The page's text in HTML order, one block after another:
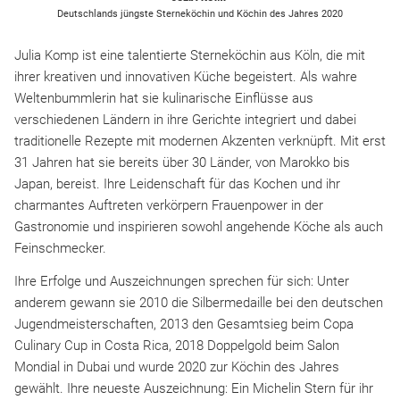
Deutschlands jüngste Sterneköchin und Köchin des Jahres 2020
Julia Komp ist eine talentierte Sterneköchin aus Köln, die mit
ihrer kreativen und innovativen Küche begeistert. Als wahre
Weltenbummlerin hat sie kulinarische Einflüsse aus
verschiedenen Ländern in ihre Gerichte integriert und dabei
traditionelle Rezepte mit modernen Akzenten verknüpft. Mit erst
31 Jahren hat sie bereits über 30 Länder, von Marokko bis
Japan, bereist. Ihre Leidenschaft für das Kochen und ihr
charmantes Auftreten verkörpern Frauenpower in der
Gastronomie und inspirieren sowohl angehende Köche als auch
Feinschmecker.
Ihre Erfolge und Auszeichnungen sprechen für sich: Unter
anderem gewann sie 2010 die Silbermedaille bei den deutschen
Jugendmeisterschaften, 2013 den Gesamtsieg beim Copa
Culinary Cup in Costa Rica, 2018 Doppelgold beim Salon
Mondial in Dubai und wurde 2020 zur Köchin des Jahres
gewählt. Ihre neueste Auszeichnung: Ein Michelin Stern für ihr